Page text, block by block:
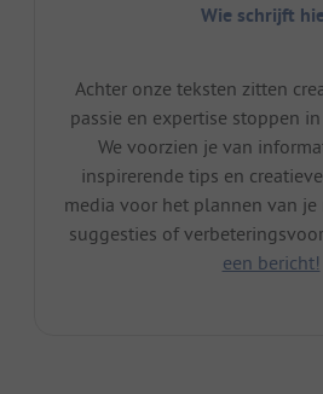
Wie schrijft
Achter onze teksten zitten
passie en expertise stoppen
We voorzien je van
inspirerende tips en
media voor het plannen van je
suggesties of
een bericht!